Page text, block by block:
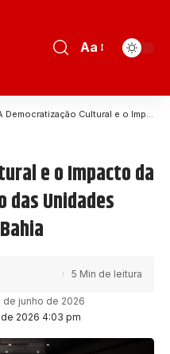
Aa
Cultural e o Impacto da Tecnologia de Exibição das Unidades Móveis no Interior da Bahia
e o Impacto da
das Unidades
2026 4:03 pm
de junho de 2026
5 Min de leitura